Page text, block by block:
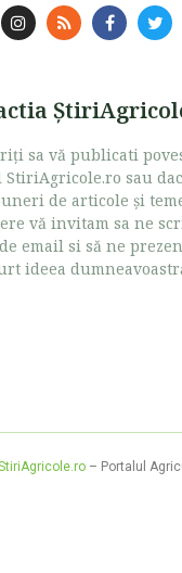
sa vă publicati
sau
de articole şi
vă invitam sa ne
email si să ne
ideea
– Portalul